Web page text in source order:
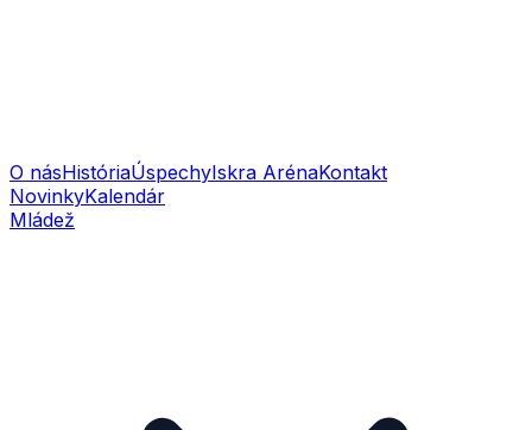
O násHistóriaÚspechyIskra ArénaKontakt
NovinkyKalendár
Mládež